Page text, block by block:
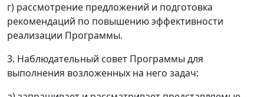
г) рассмотрение предложений и подготовка
рекомендаций по повышению эффективности
реализации Программы.
3. Наблюдательный совет Программы для
выполнения возложенных на него задач: